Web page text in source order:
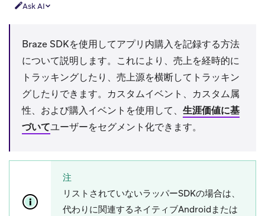
Ask AI
Braze SDKを使用してアプリ内購入を記録する方法
について説明します。これにより、売上を経時的に
トラッキングしたり、売上源を横断してトラッキン
グしたりできます。カスタムイベント、カスタム属
性、および購入イベントを使用して、 生涯価値に基
づいてユーザーをセグメント化できます。
注
リストされていないラッパーSDKの場合は、
代わりに関連するネイティブAndroidまたは